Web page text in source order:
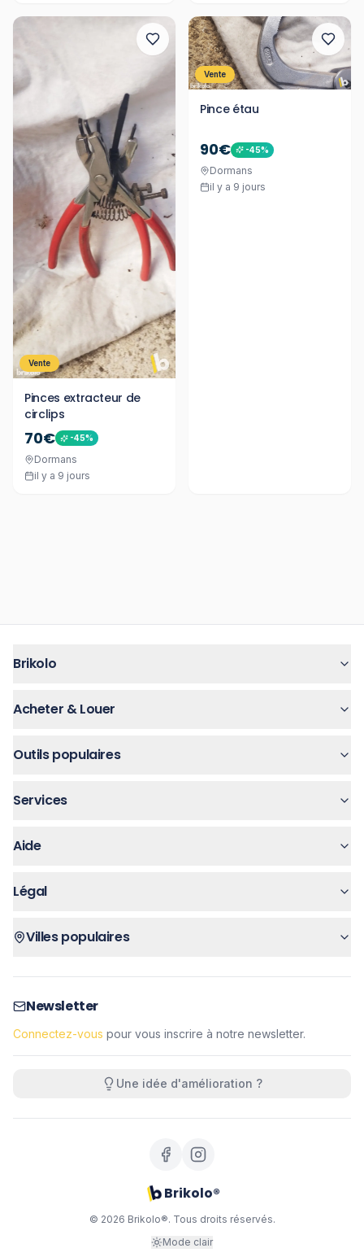
Vente
Pinces extracteur de
circlips
70€ -45%
Dormans
il y a 9 jours
Vente
Pince étau
90€ -45%
Dormans
il y a 9 jours
Brikolo
Acheter & Louer
Outils populaires
Services
Aide
Légal
Villes populaires
Newsletter
Connectez-vous pour vous inscrire à notre newsletter.
Une idée d'amélioration ?
Brikolo®
© 2026 Brikolo®. Tous droits réservés.
Mode clair